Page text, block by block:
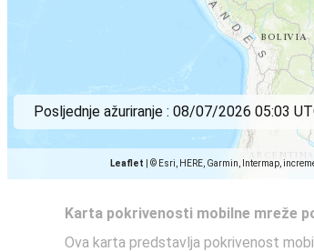
Leaflet © Esri, HERE, Garmin, Intermap,
Posljednje ažuriranje : 08/07/2026 05:03
Karta pokrivenosti mobilne mreže
Ova karta predstavlja pokrivenost